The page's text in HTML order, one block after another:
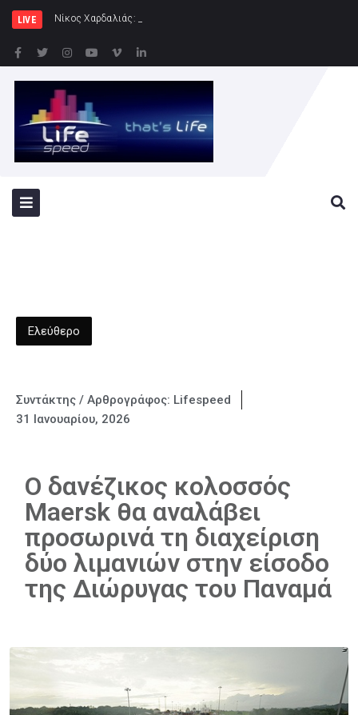
LIVE Νίκος Χαρδαλιάς: Ξεκινάμε στην Ηλιούπο
Ελεύθερο
Συντάκτης / Αρθρογράφος: Lifespeed
31 Ιανουαρίου, 2026
Ο δανέζικος κολοσσός
Maersk θα αναλάβει
προσωρινά τη διαχείριση
δύο λιμανιών στην είσοδο
της Διώρυγας του Παναμά